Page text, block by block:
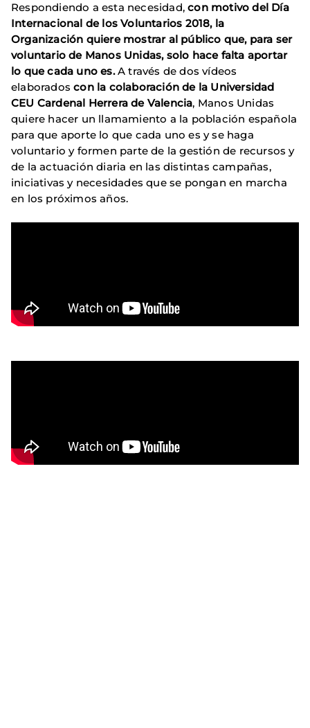
Respondiendo a esta necesidad,con motivo del Día
Internacional de los Voluntarios 2018, la
Organización quiere mostrar al público que, para ser
voluntario de Manos Unidas, solo hace falta aportar
lo que cada uno es.A través de dos vídeos
elaboradoscon la colaboración de la Universidad
CEU Cardenal Herrera de Valencia, Manos Unidas
quiere hacer un llamamiento a la población española
para que aporte lo que cada uno es y se haga
voluntario y formen parte de la gestión de recursos y
de la actuación diaria en las distintas campañas,
iniciativas y necesidades que se pongan en marcha
en los próximos años.